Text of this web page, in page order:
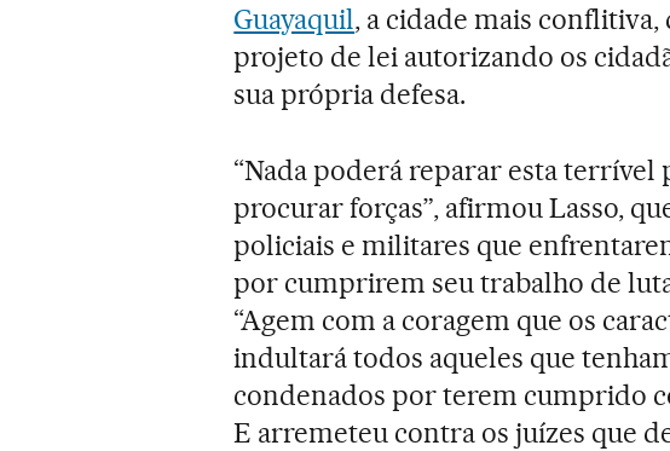
Guayaquil, a cidade mais
projeto de lei autorizando os
sua própria defesa.
“Nada poderá reparar esta terrível
procurar forças”, afirmou Lasso,
policiais e militares que
por cumprirem seu trabalho de
“Agem com a coragem que os
indultará todos aqueles que
condenados por terem cumprido
E arremeteu contra os juízes que